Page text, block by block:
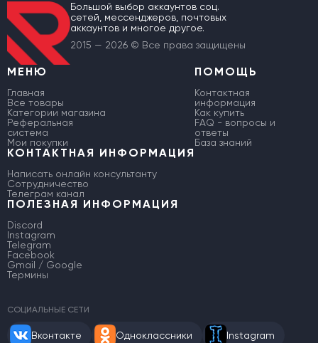
Большой выбор аккаунтов соц.
сетей, мессенджеров, почтовых
аккаунтов и многое другое.
2015 — 2026 © Все права защищены
МЕНЮ
Главная
Все товары
Категории магазина
Реферальная
система
Мои покупки
ПОМОЩЬ
Контактная
информация
Как купить
FAQ - вопросы и
ответы
База знаний
КОНТАКТНАЯ ИНФОРМАЦИЯ
Написать онлайн консультанту
Сотрудничество
Телеграм канал
ПОЛЕЗНАЯ ИНФОРМАЦИЯ
Discord
Instagram
Telegram
Facebook
Gmail / Google
Термины
СОЦИАЛЬНЫЕ СЕТИ
Вконтакте Одноклассники Instagram